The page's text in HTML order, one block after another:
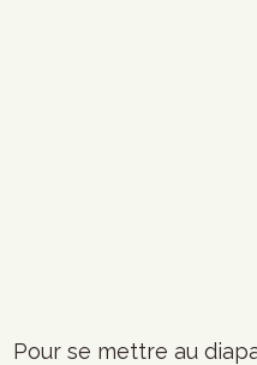
Pour se mettre au